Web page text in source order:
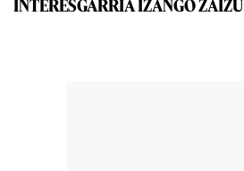
INTERESGARRIA IZANGO ZAIZU